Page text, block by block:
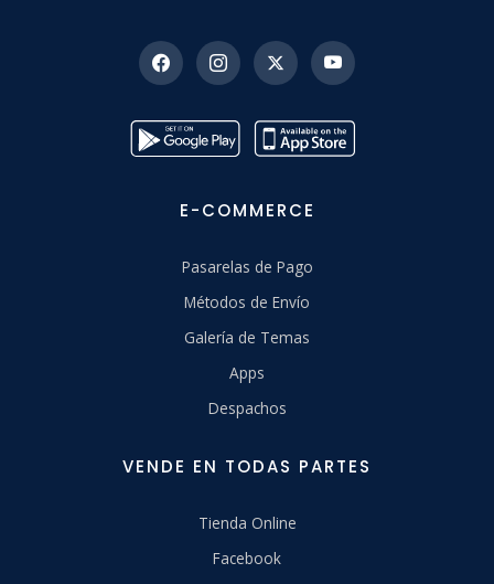
E-COMMERCE
Pasarelas de Pago
Métodos de Envío
Galería de Temas
Apps
Despachos
VENDE EN TODAS PARTES
Tienda Online
Facebook